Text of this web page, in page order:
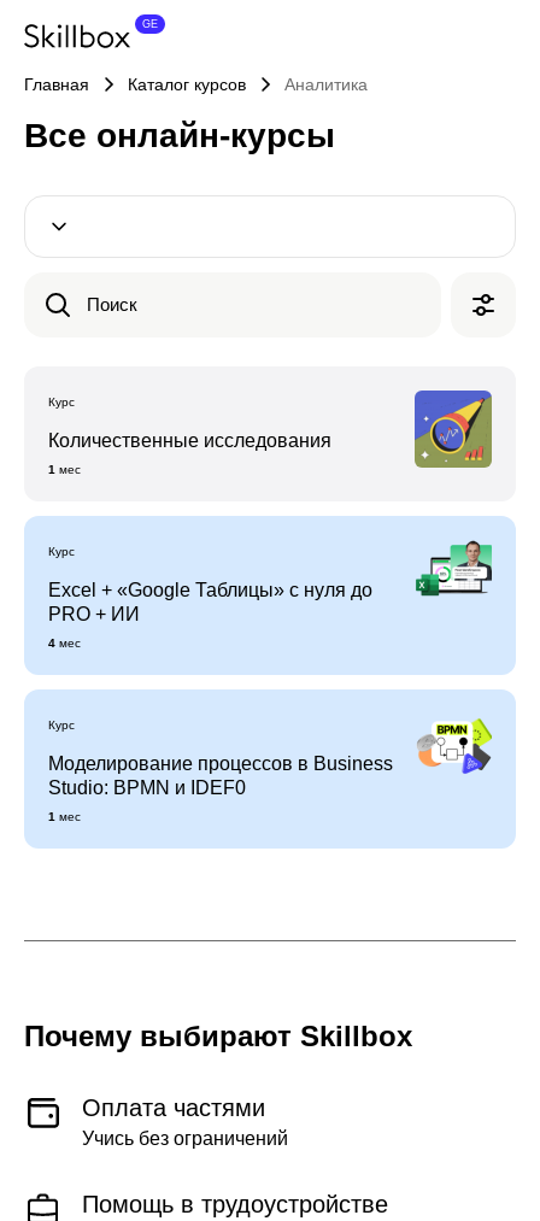
Главная Каталог курсов Аналитика
Все онлайн-курсы
Поиск
Курс
Количественные исследования
1 мес
Курс
Excel + «Google Таблицы» с нуля до
PRO + ИИ
4 мес
Курс
Моделирование процессов в Business
Studio: BPMN и IDEF0
1 мес
Почему выбирают Skillboх
Оплата частями
Учись без ограничений
Помощь в трудоустройстве